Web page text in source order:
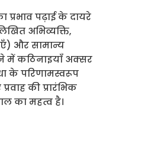
प्रभाव पढ़ाई के दायरे
अभिव्यक्ति,
और सामान्य
में कठिनाइयाँ अक्सर
के परिणामस्वरूप
की प्रारंभिक
का महत्व है।